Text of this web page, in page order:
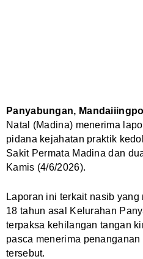
Panyabungan,
Natal (Madina) menerima
pidana kejahatan praktik
Sakit Permata Madina dan
Kamis (4/6/2026).
Laporan ini terkait nasib
18 tahun asal Kelurahan
terpaksa kehilangan tangan
pasca menerima
tersebut.